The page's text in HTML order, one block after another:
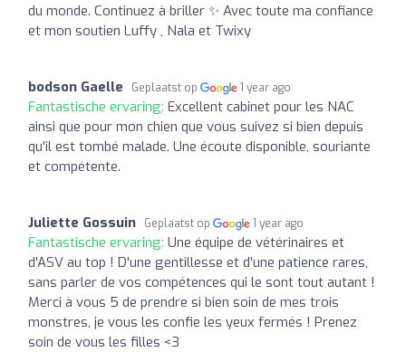
du monde. Continuez à briller ✨ Avec toute ma confiance
et mon soutien Luffy , Nala et Twixy
bodson Gaelle Geplaatst op 1 year ago
Fantastische ervaring: Excellent cabinet pour les NAC
ainsi que pour mon chien que vous suivez si bien depuis
qu'il est tombé malade. Une écoute disponible, souriante
et compétente.
Juliette Gossuin Geplaatst op 1 year ago
Fantastische ervaring: Une équipe de vétérinaires et
d'ASV au top ! D'une gentillesse et d'une patience rares,
sans parler de vos compétences qui le sont tout autant !
Merci à vous 5 de prendre si bien soin de mes trois
monstres, je vous les confie les yeux fermés ! Prenez
soin de vous les filles <3